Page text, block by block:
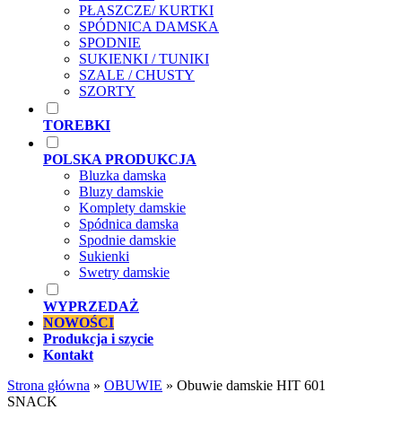
PŁASZCZE/ KURTKI
SPÓDNICA DAMSKA
SPODNIE
SUKIENKI / TUNIKI
SZALE / CHUSTY
SZORTY
TOREBKI
POLSKA PRODUKCJA
Bluzka damska
Bluzy damskie
Komplety damskie
Spódnica damska
Spodnie damskie
Sukienki
Swetry damskie
WYPRZEDAŻ
NOWOŚCI
Produkcja i szycie
Kontakt
Strona główna » OBUWIE » Obuwie damskie HIT 601
SNACK